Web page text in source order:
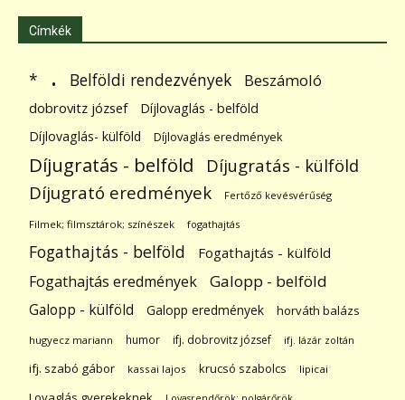
Címkék
* . Belföldi rendezvények Beszámoló
dobrovitz józsef
Díjlovaglás - belföld
Díjlovaglás- külföld
Díjlovaglás eredmények
Díjugratás - belföld Díjugratás - külföld
Díjugrató eredmények Fertőző kevésvérűség
Filmek; filmsztárok; színészek fogathajtás
Fogathajtás - belföld Fogathajtás - külföld
Fogathajtás eredmények Galopp - belföld
Galopp - külföld Galopp eredmények horváth balázs
hugyecz mariann humor ifj. dobrovitz józsef ifj. lázár zoltán
ifj. szabó gábor kassai lajos krucsó szabolcs lipicai